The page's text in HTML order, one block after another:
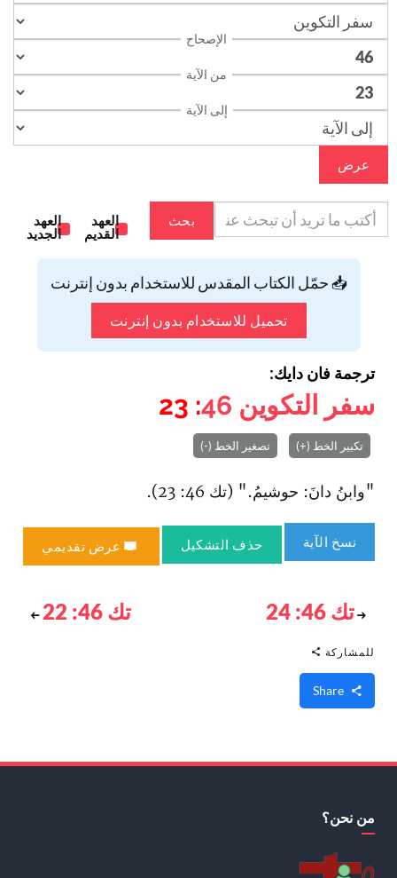
الإصحاح
من الآية
إلى الآية
عرض
بحث
العهد
القديم
العهد
الجديد
📥 حمّل الكتاب المقدس للاستخدام بدون إنترنت
تحميل للاستخدام بدون إنترنت
ترجمة فان دايك:
سفر التكوين 46
: 23
تكبير الخط (+) تصغير الخط (-)
"وابنُ دانَ: حوشيمُ." (تك 46: 23).
نسخ الآية حذف التشكيل عرض تقديمي
تك 46: 24 تك 46: 22
للمشاركة
من نحن؟